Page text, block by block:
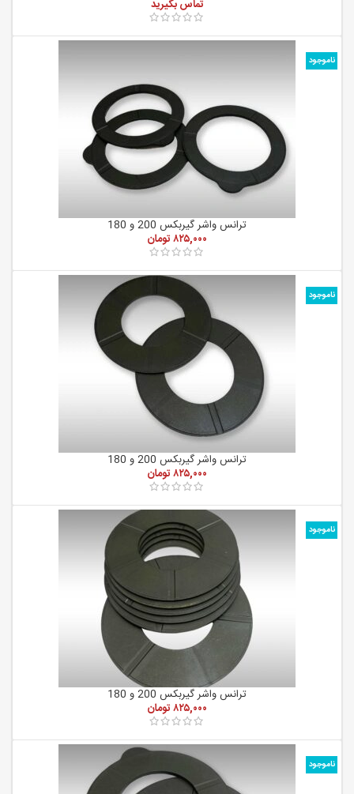
ناموجود
ترانس واشر گیربکس 200 و 180
۸۲۵,۰۰۰تومان
ناموجود
ترانس واشر گیربکس 200 و 180
۸۲۵,۰۰۰تومان
ناموجود
ترانس واشر گیربکس 200 و 180
۸۲۵,۰۰۰تومان
ناموجود